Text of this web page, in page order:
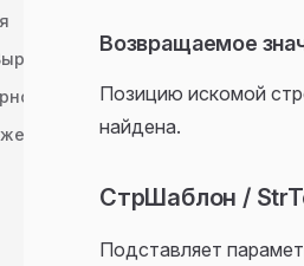
Возвращаемое
Позицию искомой
найдена.
СтрШаблон /
Подставляет